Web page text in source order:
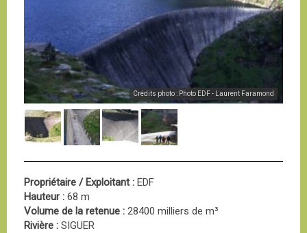
Crédits photo : Photo EDF - Laurent Faramond
Propriétaire / Exploitant : EDF
Hauteur : 68 m
Volume de la retenue : 28400 milliers de m³
Rivière : SIGUER